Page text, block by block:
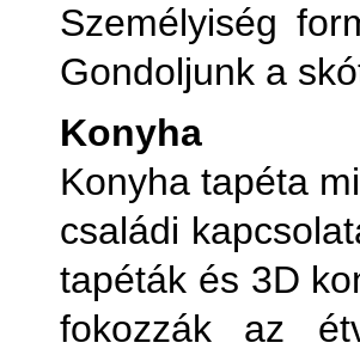
Személyiség
Gondoljunk a
Konyha
Konyha tapéta
családi
tapéták és 3D
fokozzák az